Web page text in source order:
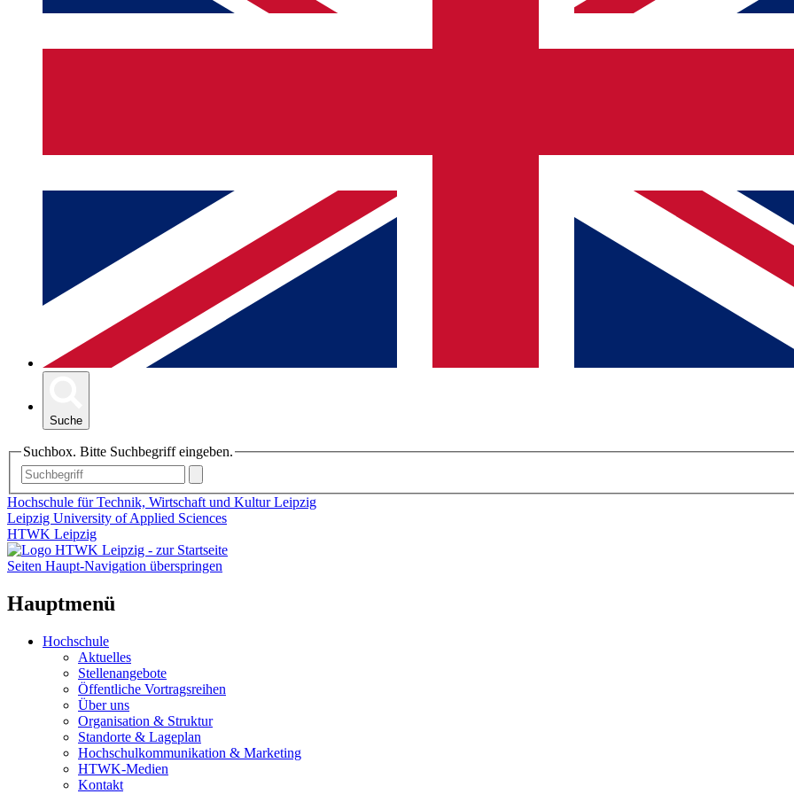
Suche
Suchbox. Bitte Suchbegriff eingeben.
Hochschule für Technik, Wirtschaft und Kultur Leipzig
Leipzig University of Applied Sciences
HTWK Leipzig
Seiten Haupt-Navigation überspringen
Hauptmenü
Hochschule
Aktuelles
Stellenangebote
Öffentliche Vortragsreihen
Über uns
Organisation & Struktur
Standorte & Lageplan
Hochschulkommunikation & Marketing
HTWK-Medien
Kontakt